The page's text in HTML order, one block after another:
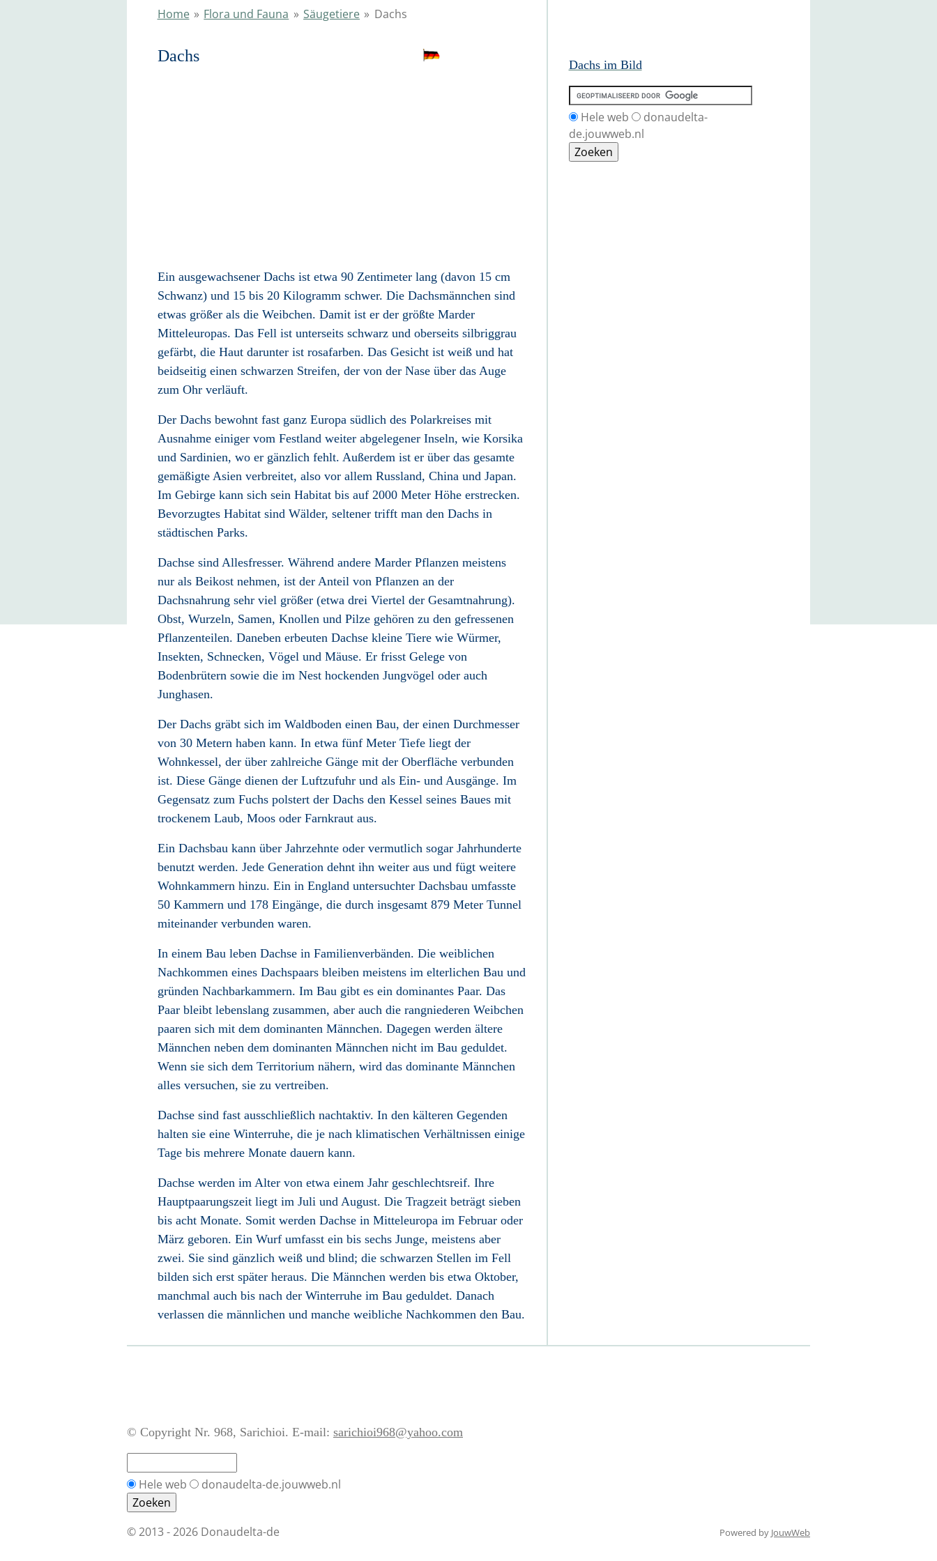
Home » Flora und Fauna » Säugetiere » Dachs
Dachs
Ein ausgewachsener Dachs ist etwa 90 Zentimeter lang (davon 15 cm
Schwanz) und 15 bis 20 Kilogramm schwer. Die Dachsmännchen sind
etwas größer als die Weibchen. Damit ist er der größte Marder
Mitteleuropas. Das Fell ist unterseits schwarz und oberseits silbriggrau
gefärbt, die Haut darunter ist rosafarben. Das Gesicht ist weiß und hat
beidseitig einen schwarzen Streifen, der von der Nase über das Auge
zum Ohr verläuft.
Der Dachs bewohnt fast ganz Europa südlich des Polarkreises mit
Ausnahme einiger vom Festland weiter abgelegener Inseln, wie Korsika
und Sardinien, wo er gänzlich fehlt. Außerdem ist er über das gesamte
gemäßigte Asien verbreitet, also vor allem Russland, China und Japan.
Im Gebirge kann sich sein Habitat bis auf 2000 Meter Höhe erstrecken.
Bevorzugtes Habitat sind Wälder, seltener trifft man den Dachs in
städtischen Parks.
Dachse sind Allesfresser. Während andere MarderPflanzen meistens
nur als Beikost nehmen, ist der Anteil von Pflanzen an der
Dachsnahrung sehr viel größer (etwa drei Viertel der Gesamtnahrung).
Obst, Wurzeln, Samen, Knollen und Pilzegehören zu den gefressenen
Pflanzenteilen. Daneben erbeuten Dachse kleine Tiere wie Würmer,
Insekten, Schnecken, Vögel und Mäuse. Er frisst Gelege von
Bodenbrütern sowie die im Nest hockenden Jungvögel oder auch
Junghasen.
Der Dachs gräbt sich im Waldboden einen Bau, der einen Durchmesser
von 30 Metern haben kann. In etwa fünf Meter Tiefe liegt der
Wohnkessel, der über zahlreiche Gänge mit der Oberfläche verbunden
ist. Diese Gänge dienen der Luftzufuhr und als Ein- und Ausgänge. Im
Gegensatz zum Fuchspolstert der Dachs den Kessel seines Baues mit
trockenem Laub, Moos oder Farnkraut aus.
Ein Dachsbau kann über Jahrzehnte oder vermutlich sogar Jahrhunderte
benutzt werden. Jede Generation dehnt ihn weiter aus und fügt weitere
Wohnkammern hinzu. Ein in England untersuchter Dachsbau umfasste
50 Kammern und 178 Eingänge, die durch insgesamt 879 Meter Tunnel
miteinander verbunden waren.
In einem Bau leben Dachse in Familienverbänden. Die weiblichen
Nachkommen eines Dachspaars bleiben meistens im elterlichen Bau und
gründen Nachbarkammern. Im Bau gibt es ein dominantes Paar. Das
Paar bleibt lebenslang zusammen, aber auch die rangniederen Weibchen
paaren sich mit dem dominanten Männchen. Dagegen werden ältere
Männchen neben dem dominanten Männchen nicht im Bau geduldet.
Wenn sie sich dem Territorium nähern, wird das dominante Männchen
alles versuchen, sie zu vertreiben.
Dachse sind fast ausschließlich nachtaktiv. In den kälteren Gegenden
halten sie eine Winterruhe, die je nach klimatischen Verhältnissen einige
Tage bis mehrere Monate dauern kann.
Dachse werden im Alter von etwa einem Jahr geschlechtsreif. Ihre
Hauptpaarungszeit liegt im Juli und August. Die Tragzeit beträgt sieben
bis acht Monate. Somit werden Dachse in Mitteleuropa im Februar oder
März geboren. Ein Wurf umfasst ein bis sechs Junge, meistens aber
zwei. Sie sind gänzlich weiß und blind; die schwarzen Stellen im Fell
bilden sich erst später heraus. Die Männchen werden bis etwa Oktober,
manchmal auch bis nach der Winterruhe im Bau geduldet. Danach
verlassen die männlichen und manche weibliche Nachkommen den Bau.
Dachs im Bild
Hele web
donaudelta-
de.jouwweb.nl
© Copyright Nr. 968, Sarichioi. E-mail: sarichioi968@yahoo.com
Hele web donaudelta-de.jouwweb.nl
© 2013 - 2026 Donaudelta-de Powered by JouwWeb